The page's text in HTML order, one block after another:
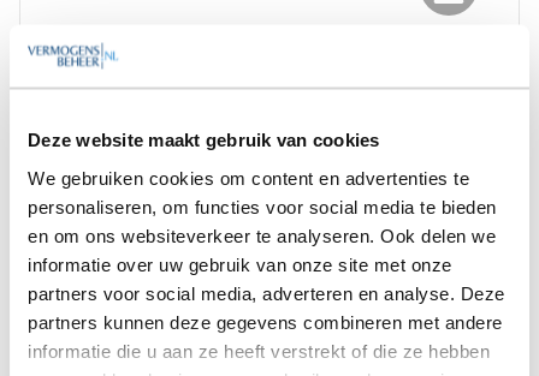
Deze website maakt gebruik van cookies
We gebruiken cookies om content en advertenties te
personaliseren, om functies voor social media te bieden
en om ons websiteverkeer te analyseren. Ook delen we
informatie over uw gebruik van onze site met onze
partners voor social media, adverteren en analyse. Deze
partners kunnen deze gegevens combineren met andere
informatie die u aan ze heeft verstrekt of die ze hebben
Bent u op zoek naar de voor u beste
Vraag dan gratis en geheel vrijblijvend een
SelectieRapport aan. Per e-mail ontvangt u
een selectie van goede vermogensbeheerders die het
beste passen bij uw persoonlijke situatie, wensen en
voorkeuren.
Gratis Selectierapport